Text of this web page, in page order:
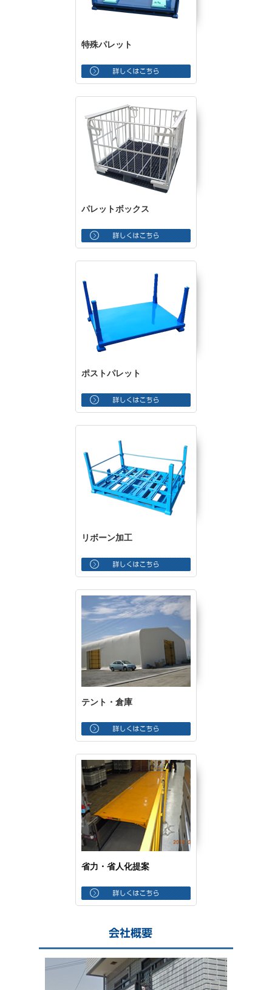
特殊パレット
パレットボックス
ポストパレット
リボーン加工
テント・倉庫
省力・省人化提案